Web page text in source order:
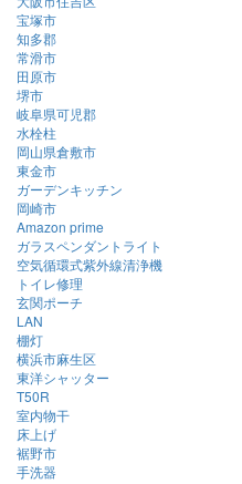
宝塚市
知多郡
常滑市
田原市
堺市
岐阜県可児郡
水栓柱
岡山県倉敷市
東金市
ガーデンキッチン
岡崎市
Amazon prime
ガラスペンダントライト
空気循環式紫外線清浄機
トイレ修理
玄関ポーチ
LAN
棚灯
横浜市麻生区
東洋シャッター
T50R
室内物干
床上げ
裾野市
手洗器